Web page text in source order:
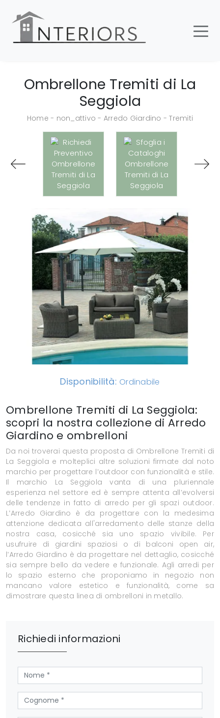
Ombrellone Tremiti di La
Seggiola
Home - non_attivo - Arredo Giardino -Tremiti
Disponibilità: Ordinabile
Ombrellone Tremiti di La Seggiola:
scopri la nostra collezione di Arredo
Giardino e ombrelloni
Da noi troverai questa proposta di Ombrellone Tremiti di
La Seggiola e molteplici altre soluzioni firmate dal noto
marchio per progettare l’outdoor con funzionalità e stile.
Il marchio La Seggiola vanta di una pluriennale
esperienza nel settore ed è sempre attenta all’evolversi
delle tendenze in fatto di arredo per gli spazi outdoor.
L’Arredo Giardino è da progettare con la medesima
attenzione dedicata all'arredamento delle stanze della
nostra casa, cosicché sia uno spazio vivibile. Per
usufruire di giardini spaziosi o di balconi open air,
l’Arredo Giardino è da progettare nel dettaglio, cosicché
sia sempre bello da vedere e funzionale. Agli arredi per
lo spazio esterno che proponiamo in negozio non
mancano valore estetico e funzionalità, come sa
dimostrare questa linea di ombrelloni in metallo.
Richiedi informazioni